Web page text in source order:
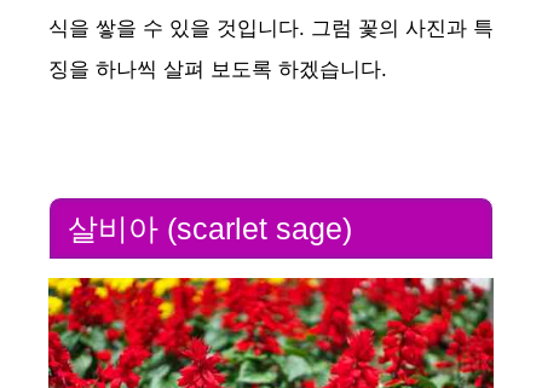
식을 쌓을 수 있을 것입니다. 그럼 꽃의 사진과 특
징을 하나씩 살펴 보도록 하겠습니다.
살비아 (scarlet sage)